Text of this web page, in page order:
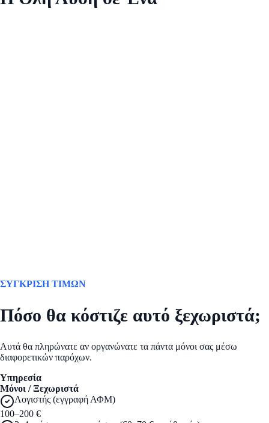
ΣΥΓΚΡΙΣΗ ΤΙΜΩΝ
Πόσο θα κόστιζε αυτό ξεχωριστά;
Αυτά θα πληρώνατε αν οργανώνατε τα πάντα μόνοι σας μέσω
διαφορετικών παρόχων.
Υπηρεσία
Μόνοι / Ξεχωριστά
Λογιστής (εγγραφή ΑΦΜ)
100–200 €